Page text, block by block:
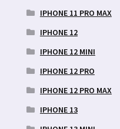
IPHONE 11 PRO MAX
IPHONE 12
IPHONE 12 MINI
IPHONE 12 PRO
IPHONE 12 PRO MAX
IPHONE 13